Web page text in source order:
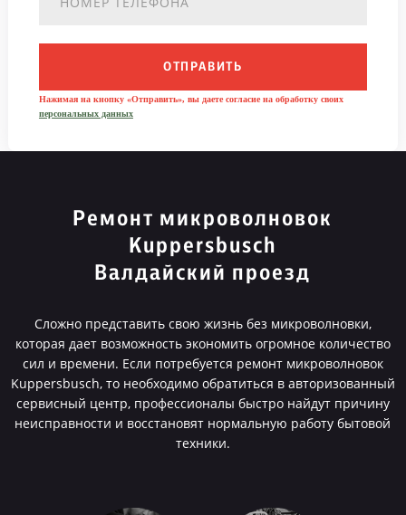
ОТПРАВИТЬ
Нажимая на кнопку «Отправить», вы даете согласие на обработку своих
персональных данных
Ремонт микроволновок
Kuppersbusch
Валдайский проезд
Сложно представить свою жизнь без микроволновки,
которая дает возможность экономить огромное количество
сил и времени. Если потребуется ремонт микроволновок
Kuppersbusch, то необходимо обратиться в авторизованный
сервисный центр, профессионалы быстро найдут причину
неисправности и восстановят нормальную работу бытовой
техники.